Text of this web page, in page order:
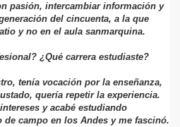
pasión, intercambiar información y
del cincuenta, a la que
y no en el aula sanmarquina.
¿Qué carrera estudiaste?
tenía vocación por la enseñanza,
quería repetir la experiencia.
y acabé estudiando
campo en los Andes y me fascinó.